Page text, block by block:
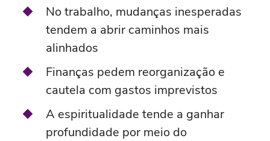
No trabalho, mudanças inesperadas
tendem a abrir caminhos mais
alinhados
Finanças pedem reorganização e
cautela com gastos imprevistos
A espiritualidade tende a ganhar
profundidade por meio do